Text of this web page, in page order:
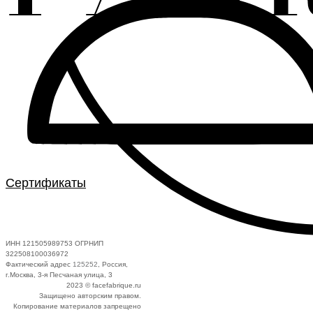
Сертификаты
ИНН 121505989753 ОГРНИП
322508100036972
Фактический адрес 125252 , Россия,
г.Москва, 3-я Песчаная улица, 3
2023 © facefabrique.ru
Защищено авторским правом.
Копирование материалов запрещено